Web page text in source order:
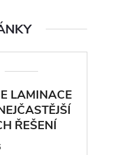
LAMINACE
ŘEŠENÍ